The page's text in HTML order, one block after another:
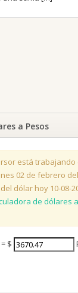
a Pesos
está trabajando
02 de febrero del
dólar hoy 10-08-
de dólares
$